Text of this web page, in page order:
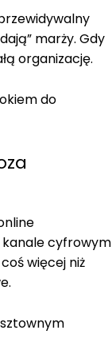
marży. Gdy
organizację.
do
kanale cyfrowym
więcej niż